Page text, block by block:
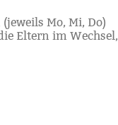
Mo, Mi, Do)
Eltern im Wechsel,